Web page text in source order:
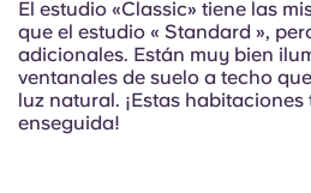
Portuguese
El estudio «Classic» tiene las
que el estudio « Standard »,
adicionales. Están muy bien
ventanales de suelo a techo
luz natural. ¡Estas
enseguida!